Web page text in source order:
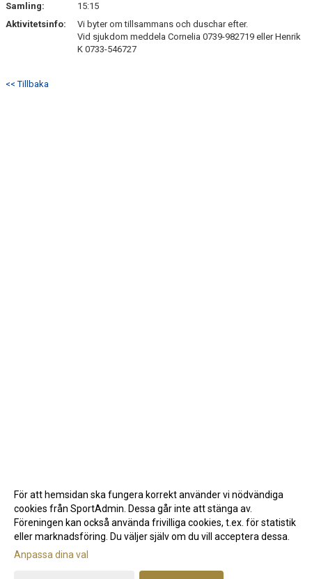
Samling:
15:15
Aktivitetsinfo:
Vi byter om tillsammans och duschar efter.
Vid sjukdom meddela Cornelia 0739-982719 eller Henrik
K 0733-546727
<< Tillbaka
Gå till Webbversion
För att hemsidan ska fungera korrekt använder vi nödvändiga
cookies från SportAdmin. Dessa går inte att stänga av.
Föreningen kan också använda frivilliga cookies, t.ex. för statistik
eller marknadsföring. Du väljer själv om du vill acceptera dessa.
Anpassa dina val